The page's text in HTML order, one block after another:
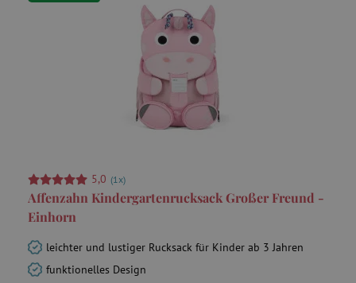
5,0 (1x)
Affenzahn Kindergartenrucksack Großer Freund -
Einhorn
leichter und lustiger Rucksack für Kinder ab 3 Jahren
funktionelles Design